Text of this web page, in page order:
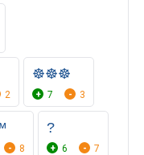
2
☸️☸️☸️
7 3
™
8
?
6 7